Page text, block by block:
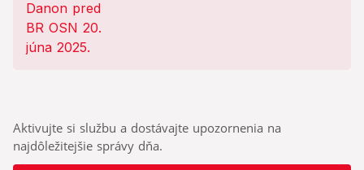
Aktivujte si službu a dostávajte upozornenia na
najdôležitejšie správy dňa.